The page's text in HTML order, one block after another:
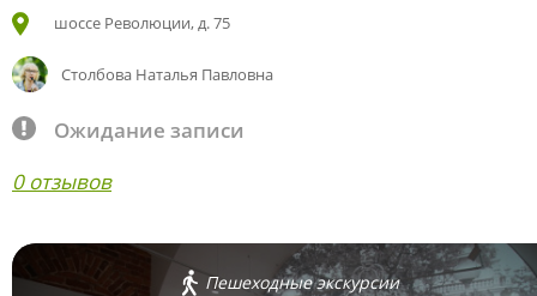
шоссе Революции, д. 75
Столбова Наталья Павловна
Ожидание записи
0 отзывов
Пешеходные экскурсии